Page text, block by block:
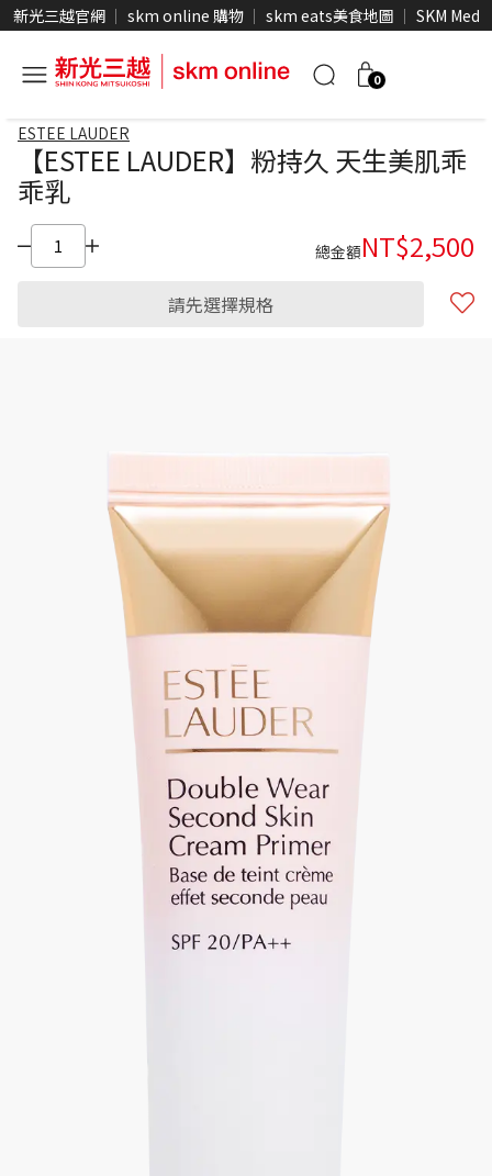
新光三越官網 skm online 購物 skm eats美食地圖 SKM Media
0
ESTEE LAUDER
【ESTEE LAUDER】粉持久 天生美肌乖
乖乳
總金額NT$2,500
請先選擇規格